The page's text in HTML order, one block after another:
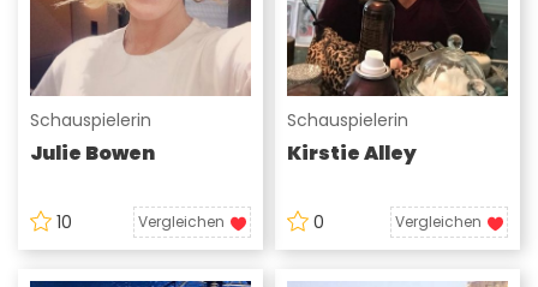
Schauspielerin
Julie Bowen
10 Vergleichen
Schauspielerin
Kirstie Alley
0 Vergleichen